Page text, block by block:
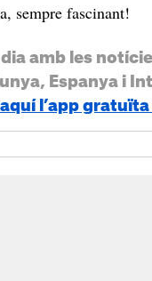
sempre fascinant!
amb les
Espanya i
l’app gratuïta